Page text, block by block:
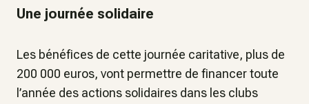
Une journée solidaire
Les bénéfices de cette journée caritative, plus de
200 000 euros, vont permettre de financer toute
l’année des actions solidaires dans les clubs